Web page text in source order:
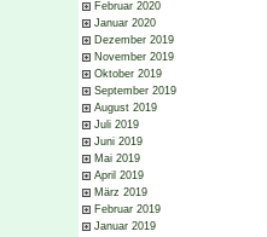
Februar 2020
Januar 2020
Dezember 2019
November 2019
Oktober 2019
September 2019
August 2019
Juli 2019
Juni 2019
Mai 2019
April 2019
März 2019
Februar 2019
Januar 2019